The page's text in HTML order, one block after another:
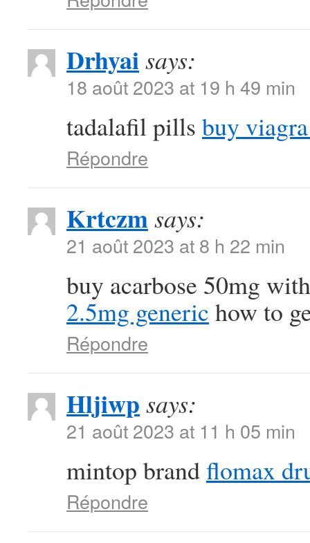
Drhyaisays:
18 août 2023 at 19 h 49 min
tadalafil pills buy
Répondre
Krtczmsays:
21 août 2023 at 8 h 22 min
buy acarbose 50mg
2.5mg generic how to
Répondre
Hljiwp says:
21 août 2023 at 11 h 05 min
mintop brand flomax
Répondre